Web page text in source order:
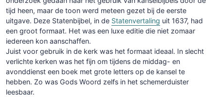
tijd heen, maar de toon werd meteen gezet bij de eerste
uitgave. Deze Statenbijbel, in de Statenvertaling uit 1637, had
een groot formaat. Het was een luxe editie die niet zomaar
iedereen kon aanschaffen.
Juist voor gebruik in de kerk was het formaat ideaal. In slecht
verlichte kerken was het fijn om tijdens de middag- en
avonddienst een boek met grote letters op de kansel te
hebben. Zo was Gods Woord zelfs in het schemerduister
leesbaar.